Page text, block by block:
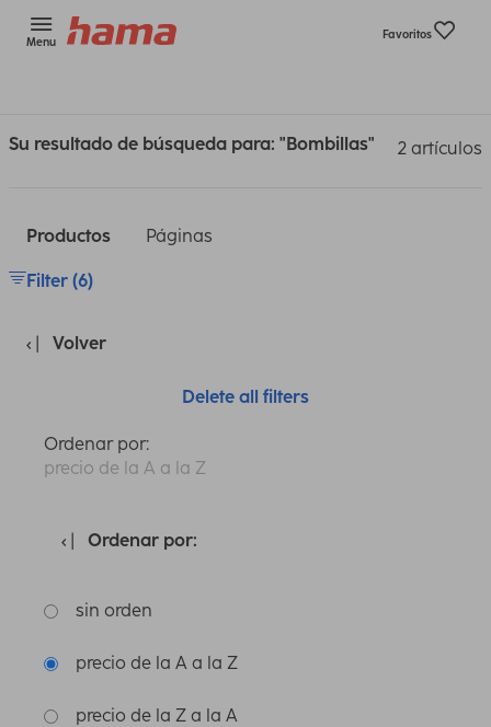
Menu
Favoritos
Su resultado de búsqueda para: "Bombillas" 2 artículos
Productos Páginas
Filter (6)
Volver
Delete all filters
Ordenar por:
precio de la A a la Z
Ordenar por:
sin orden
precio de la A a la Z
precio de la Z a la A